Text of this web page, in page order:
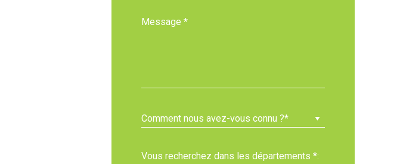
Message *
Vous recherchez dans les départements *: